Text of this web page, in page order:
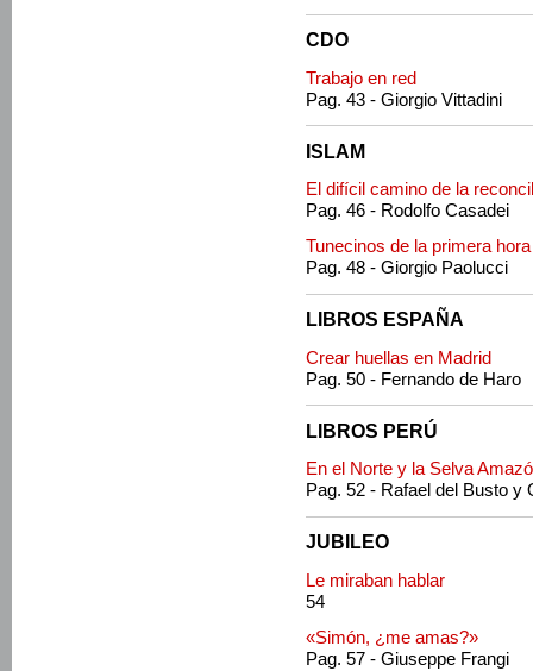
CDO
Trabajo en red
Pag. 43 - Giorgio Vittadini
ISLAM
El difícil camino de la
Pag. 46 - Rodolfo Casadei
Tunecinos de la primera hora
Pag. 48 - Giorgio Paolucci
LIBROS ESPAÑA
Crear huellas en Madrid
Pag. 50 - Fernando de Haro
LIBROS PERÚ
En el Norte y la Selva
Pag. 52 - Rafael del Busto y
JUBILEO
Le miraban hablar
54
«Simón, ¿me amas?»
Pag. 57 - Giuseppe Frangi